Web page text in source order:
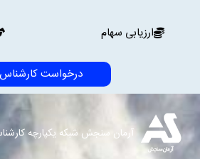
ارزیابی سهام
درخواست کارشناس
آرمان سنجش شبکه یکپارچه